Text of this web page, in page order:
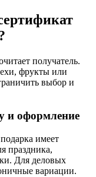
получатель.
фрукты или
выбор и
и оформление
имеет
праздника,
Для деловых
вариации.